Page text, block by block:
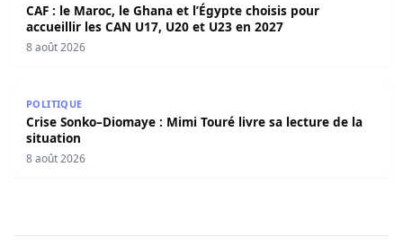
CAF : le Maroc, le Ghana et l’Égypte choisis pour
accueillir les CAN U17, U20 et U23 en 2027
8 août 2026
POLITIQUE
Crise Sonko–Diomaye : Mimi Touré livre sa lecture de la
situation
8 août 2026